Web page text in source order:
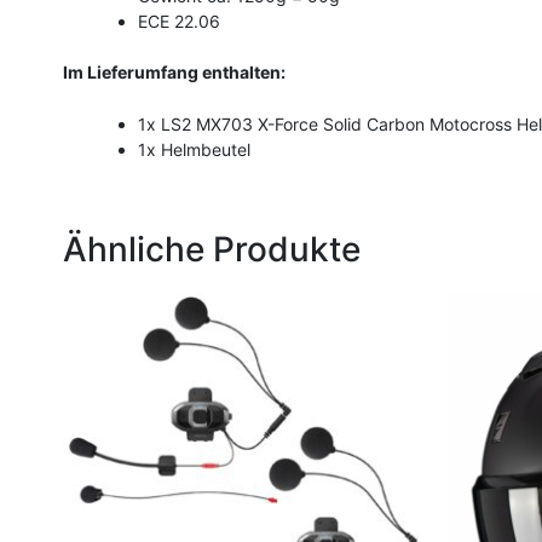
ECE 22.06
Im Lieferumfang enthalten:
1x LS2 MX703 X-Force Solid Carbon Motocross
1x Helmbeutel
Ähnliche Produkte